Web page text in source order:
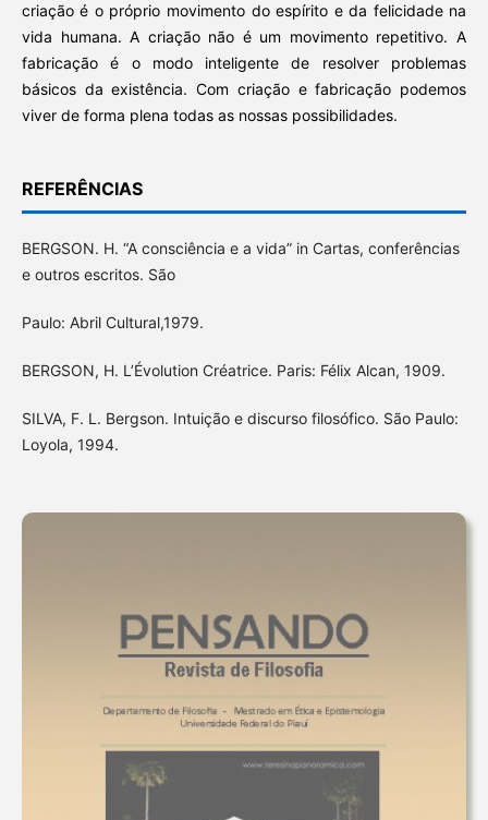
criação é o próprio movimento do espírito e da felicidade na
vida humana. A criação não é um movimento repetitivo. A
fabricação é o modo inteligente de resolver problemas
básicos da existência. Com criação e fabricação podemos
viver de forma plena todas as nossas possibilidades.
REFERÊNCIAS
BERGSON. H. “A consciência e a vida” in Cartas, conferências
e outros escritos. São
Paulo: Abril Cultural,1979.
BERGSON, H. L’Évolution Créatrice. Paris: Félix Alcan, 1909.
SILVA, F. L. Bergson. Intuição e discurso filosófico. São Paulo:
Loyola, 1994.